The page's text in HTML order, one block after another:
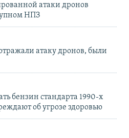
атаки дронов
НПЗ
атаку дронов, были
бензин стандарта 1990-х
об угрозе здоровью